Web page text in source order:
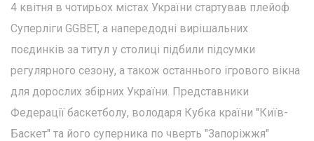
4 квітня в чотирьох містах України стартував плейоф
Суперліги GGBET, а напередодні вирішальних
поєдинків за титул у столиці підбили підсумки
регулярного сезону, а також останнього ігрового вікна
для дорослих збірних України. Представники
Федерації баскетболу, володаря Кубка країни "Київ-
Баскет" та його суперника по чверть "Запоріжжя"